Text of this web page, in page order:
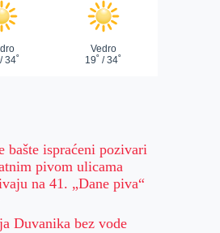
bašte ispraćeni pozivari
pivom ulicama
na 41. „Dane piva“
Duvanika bez vode